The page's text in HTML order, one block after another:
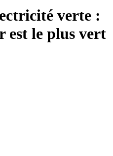
verte :
est le plus vert